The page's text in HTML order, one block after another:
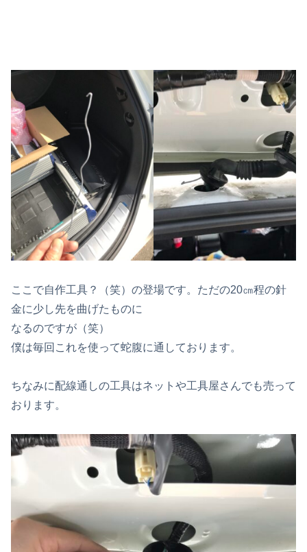
ここで自作工具？（笑）の登場です。ただの20㎝程の針
金に少し先を曲げたものに
なるのですが（笑）
僕は毎回これを使って蛇腹に通しております。
ちなみに配線通しの工具はネットや工具屋さんでも売って
おります。